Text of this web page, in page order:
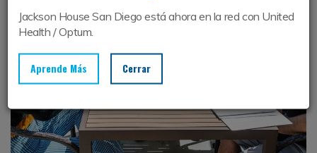
Jackson House San Diego está ahora en la red con United
Health / Optum.
Aprende Más Cerrar